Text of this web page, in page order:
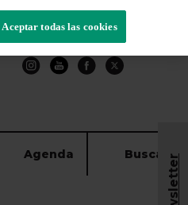
Agenda Buscar
Aceptar todas las cookies